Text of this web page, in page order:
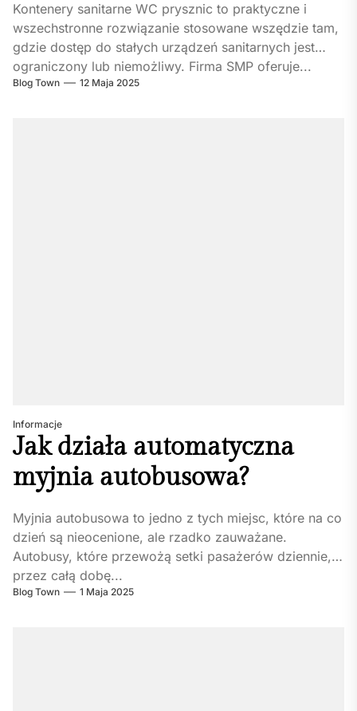
Kontenery sanitarne WC prysznic to praktyczne i
wszechstronne rozwiązanie stosowane wszędzie tam,
gdzie dostęp do stałych urządzeń sanitarnych jest
ograniczony lub niemożliwy. Firma SMP oferuje...
Blog Town 12 Maja 2025
Informacje
Jak działa automatyczna
myjnia autobusowa?
Myjnia autobusowa to jedno z tych miejsc, które na co
dzień są nieocenione, ale rzadko zauważane.
Autobusy, które przewożą setki pasażerów dziennie,
przez całą dobę...
Blog Town 1 Maja 2025